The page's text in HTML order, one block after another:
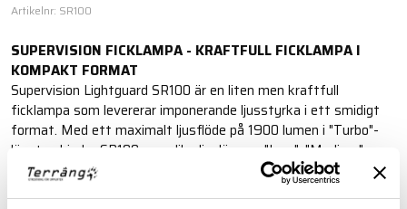
Artikelnr: SR100
SUPERVISION FICKLAMPA - KRAFTFULL FICKLAMPA I
KOMPAKT FORMAT
Supervision Lightguard SR100 är en liten men kraftfull
ficklampa som levererar imponerande ljusstyrka i ett smidigt
format. Med ett maximalt ljusflöde på 1900 lumen i "Turbo"-
läget, erbjuder SR100 sex olika ljuslägen – "Low", "Medium",
"High", "Turbo", "Strobe" och "SOS" – för maximal flexibilitet och
användning i olika situationer. Strobe- och SOS-funktionerna är